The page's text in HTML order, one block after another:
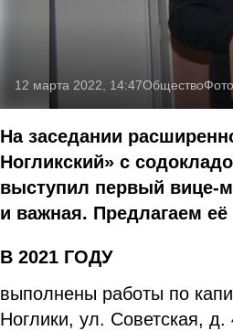
12 марта 2022, 14:47Общество
На заседании
Ногликский» с
выступил первый вице-
и важная. Предлагаем
В 2021 ГОДУ
выполнены работы по
Ноглики, ул. Советская, д.